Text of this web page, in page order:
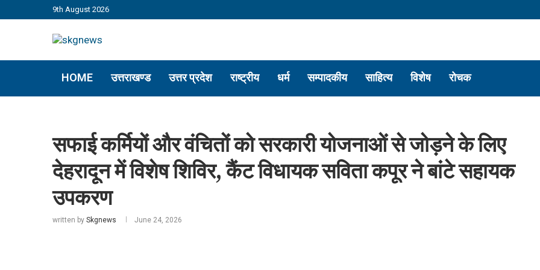
9th August 2026
HOME उत्तराखण्ड उत्तर प्रदेश राष्ट्रीय धर्म सम्पादकीय साहित्य विशेष रोचक
सफाई कर्मियों और वंचितों को सरकारी योजनाओं से जोड़ने के लिए
देहरादून में विशेष शिविर, कैंट विधायक सविता कपूर ने बांटे सहायक
उपकरण
written by Skgnews June 24, 2026